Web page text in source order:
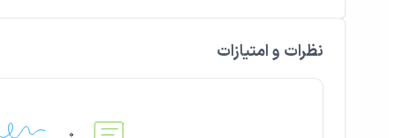
نظرات و امتیازات